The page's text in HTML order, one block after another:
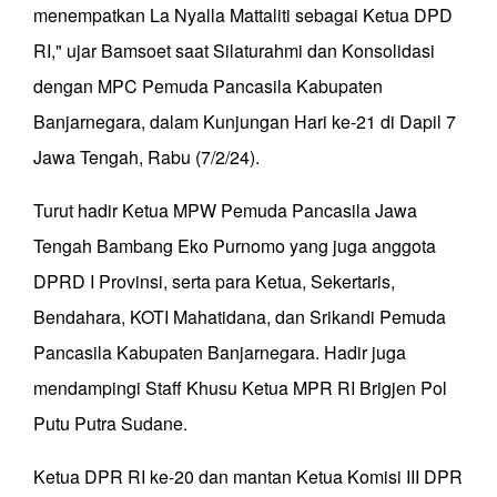
menempatkan La Nyalla Mattaliti sebagai Ketua DPD
RI," ujar Bamsoet saat Silaturahmi dan Konsolidasi
dengan MPC Pemuda Pancasila Kabupaten
Banjarnegara, dalam Kunjungan Hari ke-21 di Dapil 7
Jawa Tengah, Rabu (7/2/24).
Turut hadir Ketua MPW Pemuda Pancasila Jawa
Tengah Bambang Eko Purnomo yang juga anggota
DPRD I Provinsi, serta para Ketua, Sekertaris,
Bendahara, KOTI Mahatidana, dan Srikandi Pemuda
Pancasila Kabupaten Banjarnegara. Hadir juga
mendampingi Staff Khusu Ketua MPR RI Brigjen Pol
Putu Putra Sudane.
Ketua DPR RI ke-20 dan mantan Ketua Komisi III DPR